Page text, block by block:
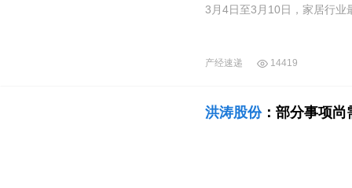
3月4日至3月10日，家居行业
产经速递 14419
洪涛股份：部分事项尚